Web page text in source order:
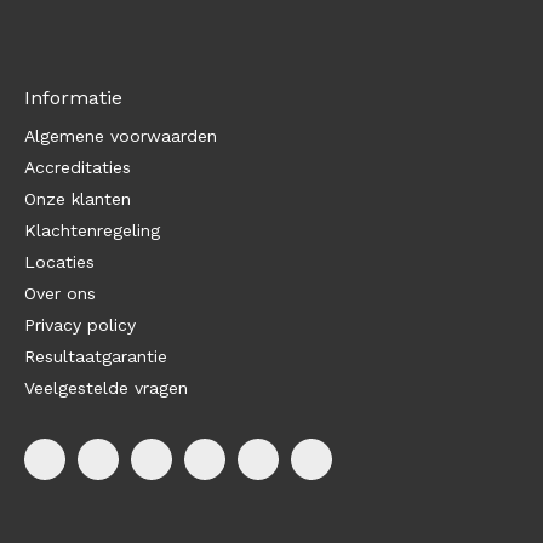
Informatie
Algemene voorwaarden
Accreditaties
Onze klanten
Klachtenregeling
Locaties
Over ons
Privacy policy
Resultaatgarantie
Veelgestelde vragen